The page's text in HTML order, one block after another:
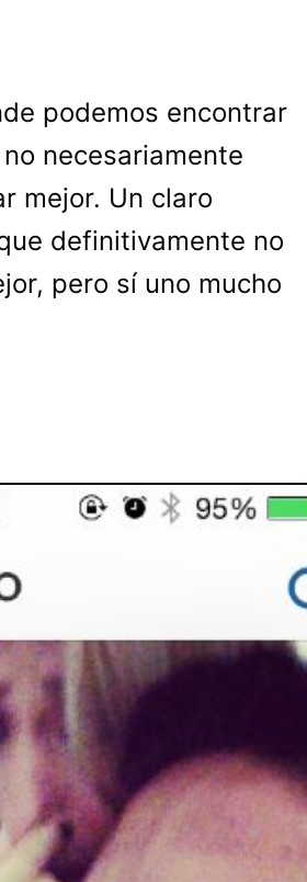
podemos encontrar
necesariamente
mejor. Un claro
definitivamente no
pero sí uno mucho